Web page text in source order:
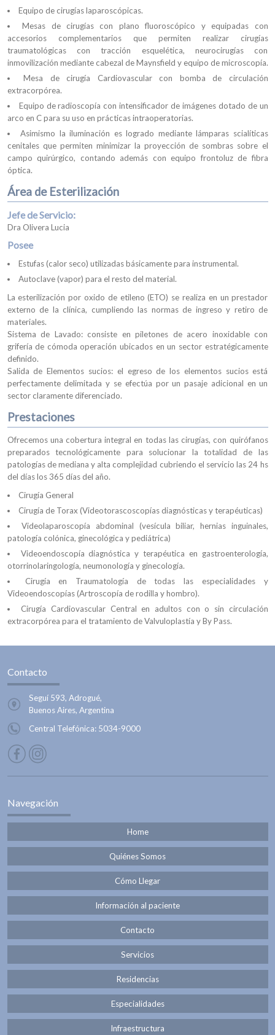
Equipo de cirugías laparoscópicas.
Mesas de cirugías con plano fluoroscópico y equipadas con
accesorios complementarios que permiten realizar cirugías
traumatológicas con tracción esquelética, neurocirugías con
inmovilización mediante cabezal de Maynsfield y equipo de microscopía.
Mesa de cirugía Cardiovascular con bomba de circulación
extracorpórea.
Equipo de radioscopía con intensificador de imágenes dotado de un
arco en C para su uso en prácticas intraoperatorias.
Asimismo la iluminación es logrado mediante lámparas scialíticas
cenitales que permiten minimizar la proyección de sombras sobre el
campo quirúrgico, contando además con equipo frontoluz de fibra
óptica.
Área de Esterilización
Jefe de Servicio:
Dra Olivera Lucia
Posee
Estufas (calor seco) utilizadas básicamente para instrumental.
Autoclave (vapor) para el resto del material.
La esterilización por oxido de etileno (ETO) se realiza en un prestador
externo de la clínica, cumpliendo las normas de ingreso y retiro de
materiales.
Sistema de Lavado: consiste en piletones de acero inoxidable con
grifería de cómoda operación ubicados en un sector estratégicamente
definido.
Salida de Elementos sucios: el egreso de los elementos sucios está
perfectamente delimitada y se efectúa por un pasaje adicional en un
sector claramente diferenciado.
Prestaciones
Ofrecemos una cobertura integral en todas las cirugías, con quirófanos
preparados tecnológicamente para solucionar la totalidad de las
patologías de mediana y alta complejidad cubriendo el servicio las 24 hs
del días los 365 días del año.
Cirugía General
Cirugía de Torax (Videotorascoscopías diagnósticas y terapéuticas)
Videolaparoscopía abdominal (vesícula biliar, hernias inguinales,
patología colónica, ginecológica y pediátrica)
Videoendoscopía diagnóstica y terapéutica en gastroenterología,
otorrinolaringología, neumonología y ginecología.
Cirugía en Traumatología de todas las especialidades y
Videoendoscopías (Artroscopía de rodilla y hombro).
Cirugía Cardiovascular Central en adultos con o sin circulación
extracorpórea para el tratamiento de Valvuloplastía y By Pass.
Contacto
Seguí 593, Adrogué,
Buenos Aires, Argentina
Central Telefónica: 5034-9000
Navegación
Home
Quiénes Somos
Cómo Llegar
Información al paciente
Contacto
Servicios
Residencias
Especialidades
Infraestructura